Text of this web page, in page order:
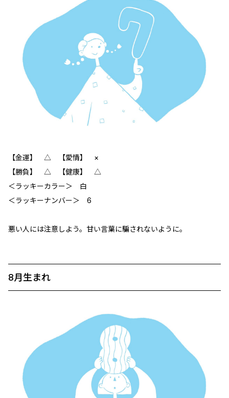
【金運】 ‪△ 【愛情】 ×
【勝負】 △ 【健康】 △
＜ラッキーカラー＞ 白
＜ラッキーナンバー＞ 6
悪い人には注意しよう。甘い言葉に騙されないように。
8月生まれ